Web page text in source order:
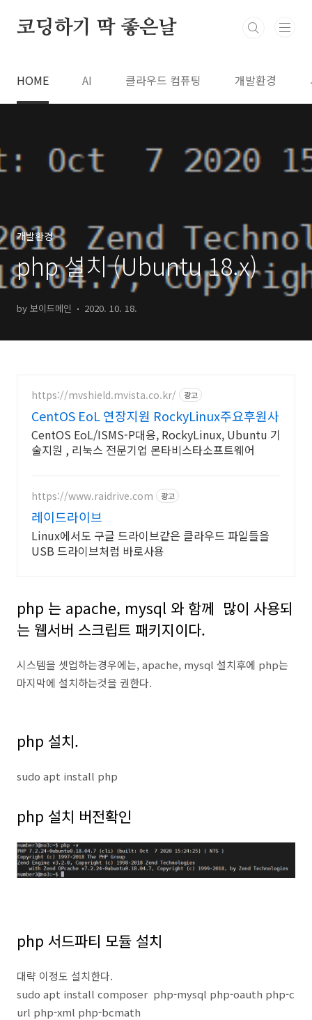
코딩하기 딱 좋은날
HOME AI 클라우드 컴퓨팅 개발환경
개발환경
php 설치 (Ubuntu 18.x)
by 보이드메인 2020. 10. 18.
https://mvshield.mvista.co.kr/ 광고
CentOS EoL 연장지원 RockyLinux주요후원사
CentOS EoL/ISMS-P대응, RockyLinux, Ubuntu 기
술지원 , 리눅스 전문기업 몬타비스타소프트웨어
https://www.raidrive.com 광고
레이드라이브
Linux에서도 구글 드라이브같은 클라우드 파일들을
USB 드라이브처럼 바로사용
php 는 apache, mysql 와 함께 많이 사용되
는 웹서버 스크립트 패키지이다.
시스템을 셋업하는경우에는, apache, mysql 설치후에 php는
마지막에 설치하는것을 권한다.
php 설치.
sudo apt install php
php 설치 버전확인
php 서드파티 모듈 설치
대략 이정도 설치한다.
sudo apt install composer php-mysql php-oauth php-c
url php-xml php-bcmath